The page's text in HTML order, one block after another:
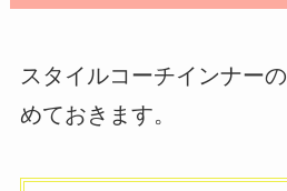
スタイルコーチインナー
めておきます。